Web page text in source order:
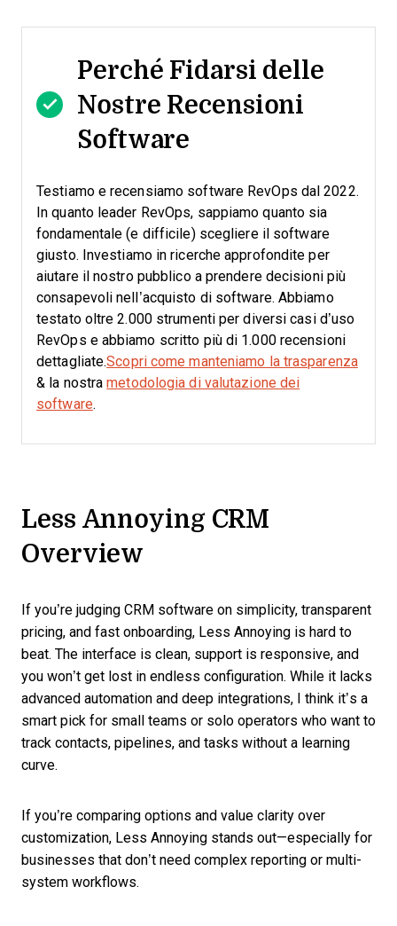
Perché Fidarsi delle
Nostre Recensioni
Software
Testiamo e recensiamo software RevOps dal 2022.
In quanto leader RevOps, sappiamo quanto sia
fondamentale (e difficile) scegliere il software
giusto. Investiamo in ricerche approfondite per
aiutare il nostro pubblico a prendere decisioni più
consapevoli nell’acquisto di software. Abbiamo
testato oltre 2.000 strumenti per diversi casi d’uso
RevOps e abbiamo scritto più di 1.000 recensioni
dettagliate.Scopri come manteniamo la trasparenza
& la nostrametodologia di valutazione dei
software.
Less Annoying CRM
Overview
If you’re judging CRM software on simplicity, transparent
pricing, and fast onboarding, Less Annoying is hard to
beat. The interface is clean, support is responsive, and
you won’t get lost in endless configuration. While it lacks
advanced automation and deep integrations, I think it’s a
smart pick for small teams or solo operators who want to
track contacts, pipelines, and tasks without a learning
curve.
If you’re comparing options and value clarity over
customization, Less Annoying stands out—especially for
businesses that don’t need complex reporting or multi-
system workflows.